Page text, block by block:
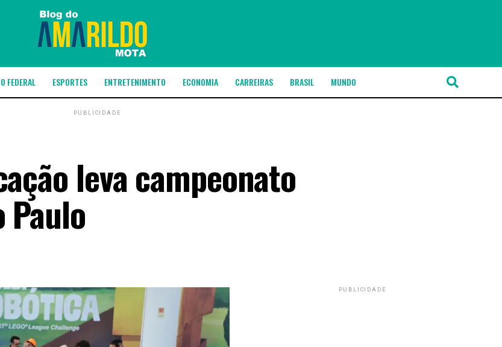
FEDERAL ESPORTES ENTRETENIMENTO ECONOMIA CARREIRAS BRASIL MUNDO
PUBLICIDADE
leva campeonato
Paulo
PUBLICIDADE